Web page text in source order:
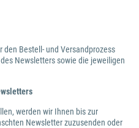
Bestell- und Versandprozess
Newsletters sowie die jeweiligen
werden wir Ihnen bis zur
Newsletter zuzusenden oder